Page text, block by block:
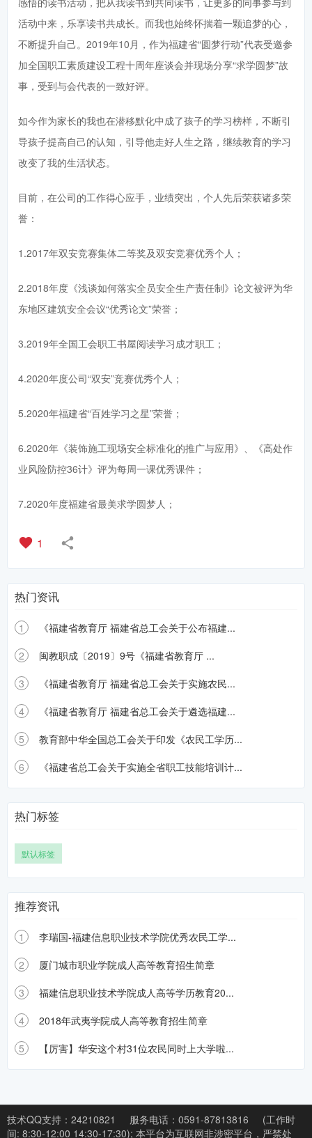
活动中来，乐享读书共成长。而我也始终怀揣着一颗追梦的心，
不断提升自己。2019年10月，作为福建省“圆梦行动”代表受邀参
加全国职工素质建设工程十周年座谈会并现场分享“求学圆梦”故
事，受到与会代表的一致好评。
如今作为家长的我也在潜移默化中成了孩子的学习榜样，不断引
导孩子提高自己的认知，引导他走好人生之路，继续教育的学习
改变了我的生活状态。
目前，在公司的工作得心应手，业绩突出，个人先后荣获诸多荣
誉：
1.2017年双安竞赛集体二等奖及双安竞赛优秀个人；
2.2018年度《浅谈如何落实全员安全生产责任制》论文被评为华
东地区建筑安全会议“优秀论文”荣誉；
3.2019年全国工会职工书屋阅读学习成才职工；
4.2020年度公司“双安”竞赛优秀个人；
5.2020年福建省“百姓学习之星”荣誉；
6.2020年《装饰施工现场安全标准化的推广与应用》、《高处作
业风险防控36计》评为每周一课优秀课件；
7.2020年度福建省最美求学圆梦人；
1
热门资讯
1
《福建省教育厅 福建省总工会关于公布福建...
2
闽教职成〔2019〕9号《福建省教育厅 ...
3
《福建省教育厅 福建省总工会关于实施农民...
4
《福建省教育厅 福建省总工会关于遴选福建...
5
教育部中华全国总工会关于印发《农民工学历...
6
《福建省总工会关于实施全省职工技能培训计...
热门标签
默认标签
推荐资讯
1
李瑞国-福建信息职业技术学院优秀农民工学...
2
厦门城市职业学院成人高等教育招生简章
3
福建信息职业技术学院成人高等学历教育20...
4
2018年武夷学院成人高等教育招生简章
5
【厉害】华安这个村31位农民同时上大学啦...
技术QQ支持：24210821 服务电话：0591-87813816
(工作时
间: 8:30-12:00 14:30-17:30); 本平台为互联网非涉密平台，严禁处